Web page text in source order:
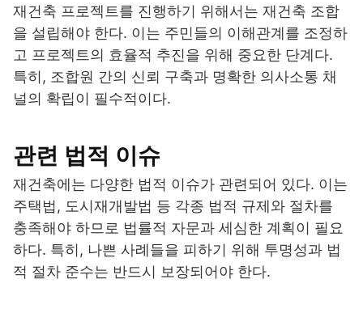
재건축 프로젝트를 진행하기 위해서는 재건축 조합
을 설립해야 한다. 이는 주민들의 이해관계를 조정하
고 프로젝트의 효율적 추진을 위해 중요한 단계다.
특히, 조합원 간의 신뢰 구축과 명확한 의사소통 채
널의 확립이 필수적이다.
관련 법적 이슈
재건축에는 다양한 법적 이슈가 관련되어 있다. 이는
주택법, 도시재개발법 등 각종 법적 규제와 절차를
충족해야 하므로 법률적 자문과 세심한 계획이 필요
하다. 특히, 나쁜 사례들을 피하기 위해 투명성과 법
적 절차 준수는 반드시 보장되어야 한다.